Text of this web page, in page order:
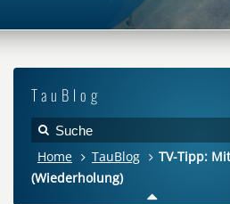
TauBlog
Home TauBlog
TV-Tipp:
(Wiederholung)